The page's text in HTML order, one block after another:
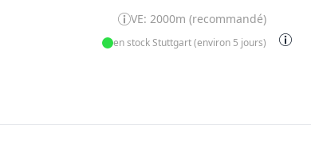
VE: 2000m (recommandé)
en stock Stuttgart (environ 5 jours)